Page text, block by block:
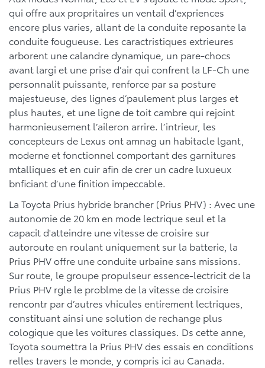
qui offre aux propritaires un ventail d’expriences
encore plus varies, allant de la conduite reposante la
conduite fougueuse. Les caractristiques extrieures
arborent une calandre dynamique, un pare-chocs
avant largi et une prise d’air qui confrent la LF-Ch une
personnalit puissante, renforce par sa posture
majestueuse, des lignes d’paulement plus larges et
plus hautes, et une ligne de toit cambre qui rejoint
harmonieusement l’aileron arrire. l’intrieur, les
concepteurs de Lexus ont amnag un habitacle lgant,
moderne et fonctionnel comportant des garnitures
mtalliques et en cuir afin de crer un cadre luxueux
bnficiant d’une finition impeccable.
La Toyota Prius hybride brancher (Prius PHV) : Avec une
autonomie de 20 km en mode lectrique seul et la
capacit d'atteindre une vitesse de croisire sur
autoroute en roulant uniquement sur la batterie, la
Prius PHV offre une conduite urbaine sans missions.
Sur route, le groupe propulseur essence-lectricit de la
Prius PHV rgle le problme de la vitesse de croisire
rencontr par d’autres vhicules entirement lectriques,
constituant ainsi une solution de rechange plus
cologique que les voitures classiques. Ds cette anne,
Toyota soumettra la Prius PHV des essais en conditions
relles travers le monde, y compris ici au Canada.